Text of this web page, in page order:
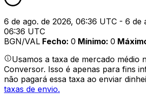
6 de ago. de 2026, 06:36 UTC - 6 de
06:36 UTC
BGN/VAL Fecho: 0 Mínimo: 0
Usamos a taxa de mercado médio
Conversor. Isso é apenas para fins
não pagará essa taxa ao enviar
taxas de envio.